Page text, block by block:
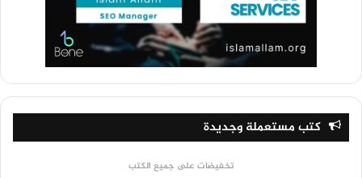
كتب مستعملة وجديدة
تخفيضات على جميع الكتب